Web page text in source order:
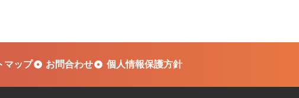
マップ お問合わせ 個人情報保護方針